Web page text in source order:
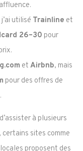
utilisé Trainline et
26–30 pour
et Airbnb, mais
pour des offres de
à plusieurs
sites comme
proposent des